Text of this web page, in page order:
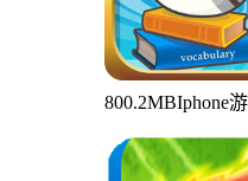
800.2MBIphone